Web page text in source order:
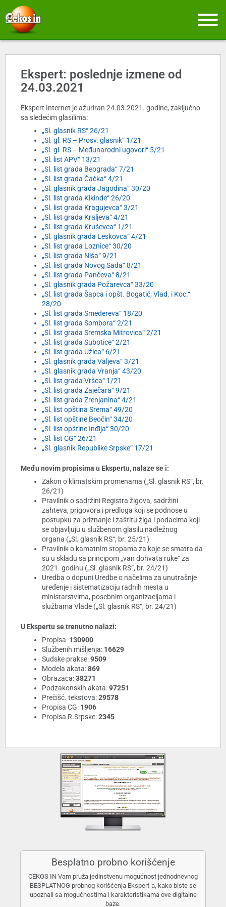
Ekspert: poslednje izmene od
24.03.2021
Ekspert Internet je ažuriran 24.03.2021. godine, zaključno
sa sledećim glasilima:
„Sl. glasnik RS“ 26/21
„Sl. gl. RS – Prosv. glasnik“ 1/21
„Sl. gl. RS – Međunarodni ugovori“ 5/21
„Sl. list APV“ 13/21
„Sl. list grada Beograda“ 7/21
„Sl. list grada Čačka“ 4/21
„Sl. glasnik grada Jagodina“ 30/20
„Sl. list grada Kikinde“ 26/20
„Sl. list grada Kragujevca“ 3/21
„Sl. list grada Kraljeva“ 4/21
„Sl. list grada Kruševca“ 1/21
„Sl. glasnik grada Leskovca“ 4/21
„Sl. list grada Loznice“ 30/20
„Sl. list grada Niša“ 9/21
„Sl. list grada Novog Sada“ 8/21
„Sl. list grada Pančeva“ 8/21
„Sl. glasnik grada Požarevca“ 33/20
„Sl. list grada Šapca i opšt. Bogatić, Vlad. i Koc.“
28/20
„Sl. list grada Smedereva“ 18/20
„Sl. list grada Sombora“ 2/21
„Sl. list grada Sremska Mitrovica“ 2/21
„Sl. list grada Subotice“ 2/21
„Sl. list grada Užica“ 6/21
„Sl. glasnik grada Valjeva“ 3/21
„Sl. glasnik grada Vranja“ 43/20
„Sl. list grada Vršca“ 1/21
„Sl. list grada Zaječara“ 9/21
„Sl. list grada Zrenjanina“ 4/21
„Sl. list opština Srema“ 49/20
„Sl. list opštine Beočin“ 34/20
„Sl. list opštine Inđija“ 30/20
„Sl. list CG“ 26/21
„Sl. glasnik Republike Srpske“ 17/21
Među novim propisima u Ekspertu, nalaze se i:
Zakon o klimatskim promenama („Sl. glasnik RS“, br.
26/21)
Pravilnik o sadržini Registra žigova, sadržini
zahteva, prigovora i predloga koji se podnose u
postupku za priznanje i zaštitu žiga i podacima koji
se objavljuju u službenom glasilu nadležnog
organa („Sl. glasnik RS“, br. 25/21)
Pravilnik o kamatnim stopama za koje se smatra da
su u skladu sa principom „van dohvata ruke“ za
2021. godinu („Sl. glasnik RS“, br. 24/21)
Uredba o dopuni Uredbe o načelima za unutrašnje
uređenje i sistematizaciju radnih mesta u
ministarstvima, posebnim organizacijama i
službama Vlade („Sl. glasnik RS“, br. 24/21)
U Ekspertu se trenutno nalazi:
Propisa: 130900
Službenih mišljenja: 16629
Sudske prakse:9509
Modela akata:869
Obrazaca:38271
Podzakonskih akata:97251
Prečišć. tekstova:29578
Propisa CG: 1906
Propisa R.Srpske:2345
Besplatno probno korišćenje
CEKOS IN Vam pruža jedinstvenu mogućnost jednodnevnog
BESPLATNOG probnog korišćenja Ekspert-a, kako biste se
upoznali sa mogućnostima i karakteristikama ove digitalne
baze.